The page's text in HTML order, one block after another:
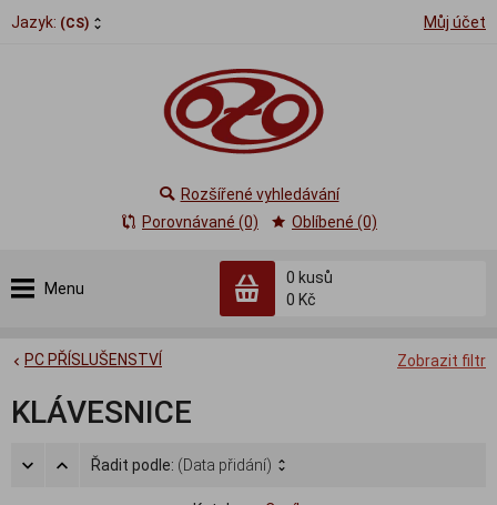
Jazyk: (CS) Můj účet
Menu
0 kusů
0 Kč
Rozšířené vyhledávání
Porovnávané (0)
Oblíbené (0)
Zobrazit filtr
PC PŘÍSLUŠENSTVÍ
KLÁVESNICE
Řadit podle: (Data přidání)